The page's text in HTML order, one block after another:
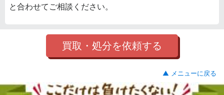
と合わせてご相談ください。
買取・処分を依頼する
▲ メニューに戻る